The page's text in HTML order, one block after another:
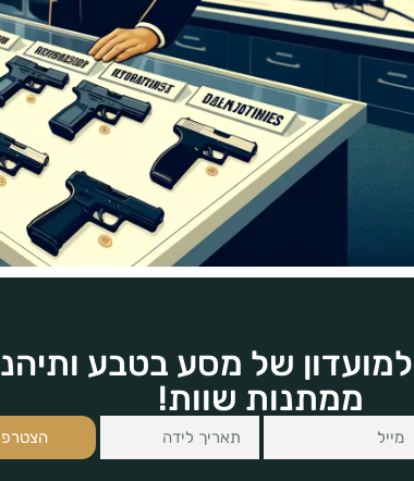
של מסע בטבע
ממתנות שוות!